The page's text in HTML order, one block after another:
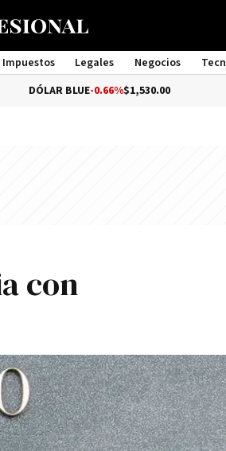
Impuestos Legales Negocios
BLUE-0.66% $1,530.00
con